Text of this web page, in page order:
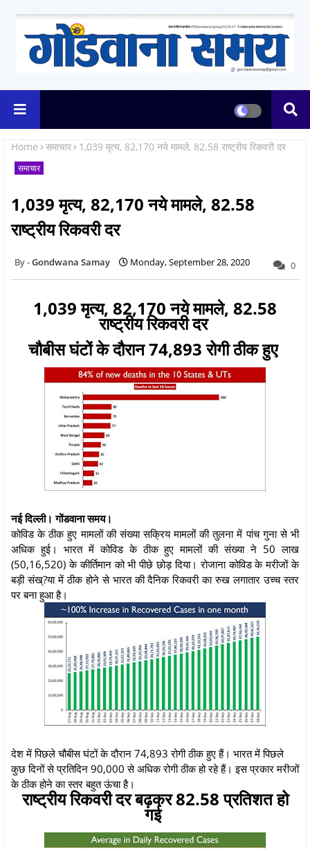
Home समाचार 1,039 मृत्य, 82,170 नये मामले, 82.58 राष्ट्रीय रिकवरी दर
समाचार
1,039 मृत्य, 82,170 नये मामले, 82.58
राष्ट्रीय रिकवरी दर
Gondwana Samay Monday, September 28, 2020 0
1,039 मृत्य, 82,170 नये मामले, 82.58
राष्ट्रीय रिकवरी दर
चौबीस घंटों के दौरान 74,893 रोगी ठीक हुए
नई दिल्ली। गोंडवाना समय।
कोविड के ठीक हुए मामलों की संख्या सक्रिय मामलों की तुलना में पांच गुना से भी
अधिक हुई। भारत में कोविड के ठीक हुए मामलों की संख्या ने 50 लाख
(50,16,520) के कीर्तिमान को भी पीछे छोड़ दिया। रोजाना कोविड के मरीजों के
बड़ी संख्?या में ठीक होने से भारत की दैनिक रिकवरी का रुख लगातार उच्च स्तर
पर बना हुआ है।
देश में पिछले चौबीस घंटों के दौरान 74,893 रोगी ठीक हुए हैं। भारत में पिछले
कुछ दिनों से प्रतिदिन 90,000 से अधिक रोगी ठीक हो रहे हैं। इस प्रकार मरीजों
के ठीक होने का स्तर बहुत ऊंचा है।
राष्ट्रीय रिकवरी दर बढ़कर 82.58 प्रतिशत हो
गई